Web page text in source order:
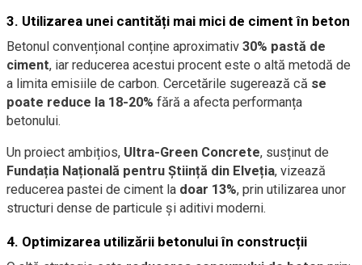
3. Utilizarea unei cantități mai mici de ciment în beton
Betonul convențional conține aproximativ 30% pastă de
ciment, iar reducerea acestui procent este o altă metodă de
a limita emisiile de carbon. Cercetările sugerează că se
poate reduce la 18-20% fără a afecta performanța
betonului.
Un proiect ambițios, Ultra-Green Concrete, susținut de
Fundația Națională pentru Știință din Elveția, vizează
reducerea pastei de ciment la doar 13%, prin utilizarea unor
structuri dense de particule și aditivi moderni.
4. Optimizarea utilizării betonului în construcții